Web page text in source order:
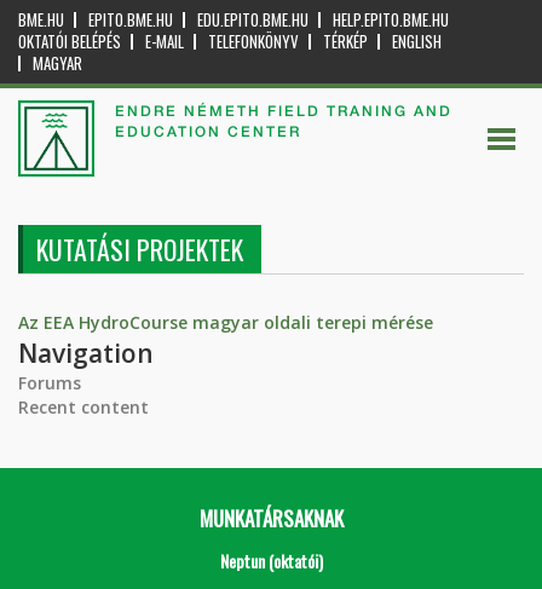
BME.HU EPITO.BME.HU EDU.EPITO.BME.HU
HELP.EPITO.BME.HU
OKTATÓI BELÉPÉS
E-MAIL TELEFONKÖNYV TÉRKÉP
ENGLISH
MAGYAR
ENDRE NÉMETH FIELD TRANING AND
EDUCATION CENTER
KUTATÁSI PROJEKTEK
Az EEA HydroCourse magyar oldali terepi mérése
Navigation
Forums
Recent content
MUNKATÁRSAKNAK
Neptun (oktatói)